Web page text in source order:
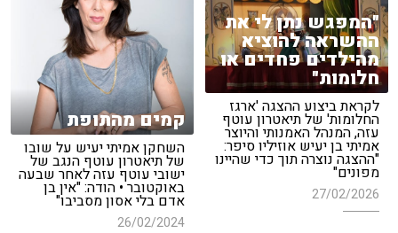
"המפגש נתן לי את
ההשראה להוציא
מהילדים פחדים או
חלומות"
לקראת ביצוע ההצגה 'ארגז
החלומות' של תיאטרון עוטף
עזה, המנהל האמנותי והיוצר
אמיתי בן יעיש אוזיליו סיפר:
"ההצגה נוצרה תוך כדי שהיינו
מפונים"
27/02/2026
קמים מהתופת
השחקן אמיתי יעיש על שובו
של תיאטרון עוטף הנגב של
ישובי עוטף עזה לאחר שבעה
באוקטובר • הודה: "אין בן
אדם בלי אסון מסביבו"
26/02/2024